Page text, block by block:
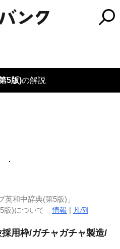
5版)の解説
．
和中辞典(第5版)」
5版)について情報 | 凡例
採用枠/ガチャガチャ製造/